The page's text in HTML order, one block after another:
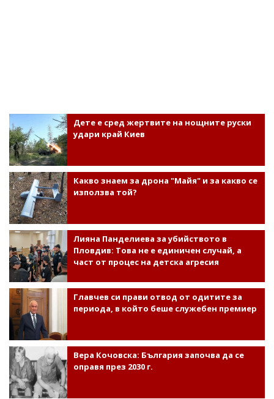
Дете е сред жертвите на нощните руски
удари край Киев
Какво знаем за дрона "Майя" и за какво се
използва той?
Лияна Панделиева за убийството в
Пловдив: Това не е единичен случай, а
част от процес на детска агресия
Главчев си прави отвод от одитите за
периода, в който беше служебен премиер
Вера Кочовска: България започва да се
оправя през 2030 г.